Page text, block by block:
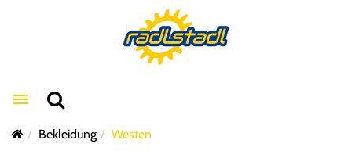
Toggle navigation
Bekleidung Westen